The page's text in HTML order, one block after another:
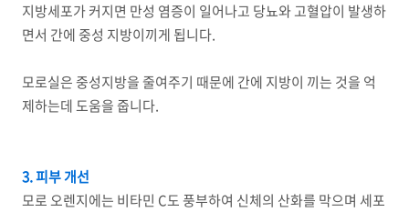
지방세포가 커지면 만성 염증이 일어나고 당뇨와 고혈압이 발생하
면서 간에 중성 지방이끼게 됩니다.
모로실은 중성지방을 줄여주기 때문에 간에 지방이 끼는 것을 억
제하는데 도움을 줍니다.
3. 피부 개선
모로 오렌지에는 비타민 C도 풍부하여 신체의 산화를 막으며 세포